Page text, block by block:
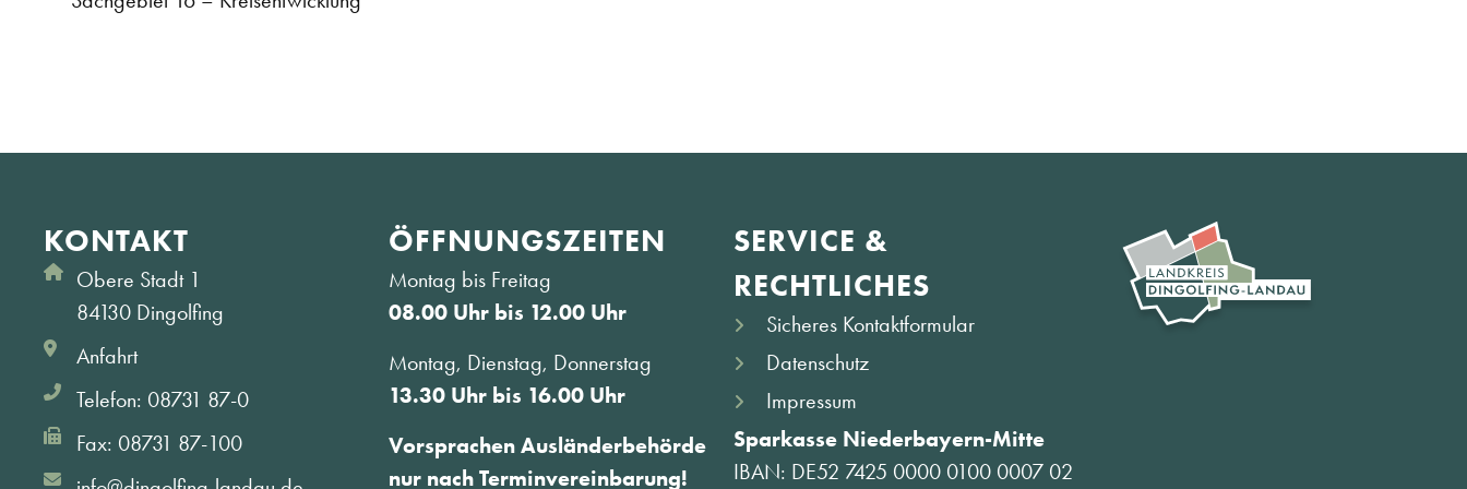
KONTAKT
Obere Stadt 1
84130 Dingolfing
Anfahrt
Telefon: 08731 87-0
Fax: 08731 87-100
ÖFFNUNGS­ZEITEN
Montag bis Freitag
08.00 Uhr bis 12.00 Uhr
Montag, Dienstag, Donnerstag
13.30 Uhr bis 16.00 Uhr
Vorsprachen Ausländerbehörde
nur nach Terminvereinbarung!
SERVICE &
RECHTLICHES
Sicheres Kontaktformular
Datenschutz
Impressum
Sparkasse Niederbayern-Mitte
IBAN: DE52 7425 0000 0100 0007 02